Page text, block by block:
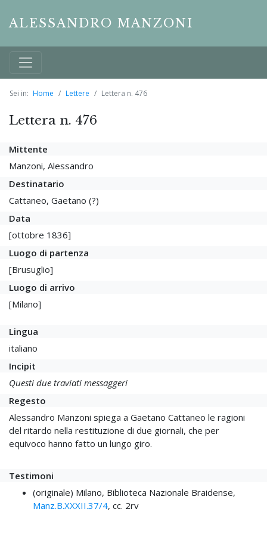
ALESSANDRO MANZONI
Sei in: Home Lettere Lettera n. 476
Lettera n. 476
Mittente
Manzoni, Alessandro
Destinatario
Cattaneo, Gaetano (?)
Data
[ottobre 1836]
Luogo di partenza
[Brusuglio]
Luogo di arrivo
[Milano]
Lingua
italiano
Incipit
Questi due traviati messaggeri
Regesto
Alessandro Manzoni spiega a Gaetano Cattaneo le ragioni
del ritardo nella restituzione di due giornali, che per
equivoco hanno fatto un lungo giro.
Testimoni
(originale) Milano, Biblioteca Nazionale Braidense,
Manz.B.XXXII.37/4, cc. 2rv